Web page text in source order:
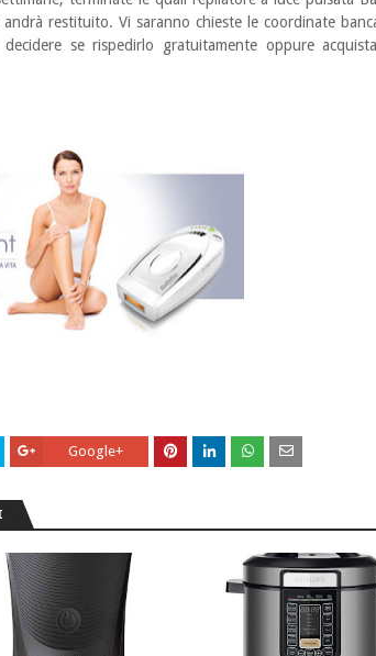
restituito. Vi saranno chieste le coordinate
se rispedirlo gratuitamente oppure
Google+